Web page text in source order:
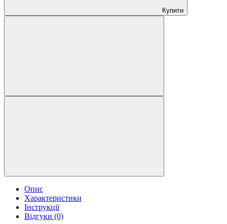
Купити
Опис
Характеристики
Інструкції
Відгуки (0)